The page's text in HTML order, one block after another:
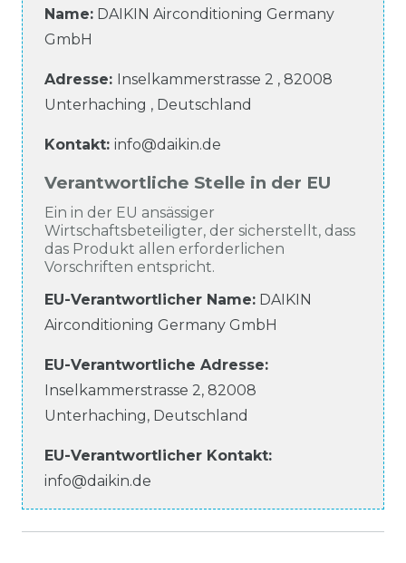
Name: DAIKIN Airconditioning Germany
GmbH
Adresse: Inselkammerstrasse 2 , 82008
Unterhaching , Deutschland
Kontakt: info@daikin.de
Verantwortliche Stelle in der EU
Ein in der EU ansässiger
Wirtschaftsbeteiligter, der sicherstellt, dass
das Produkt allen erforderlichen
Vorschriften entspricht.
EU-Verantwortlicher Name: DAIKIN
Airconditioning Germany GmbH
EU-Verantwortliche Adresse:
Inselkammerstrasse 2, 82008
Unterhaching, Deutschland
EU-Verantwortlicher Kontakt:
info@daikin.de